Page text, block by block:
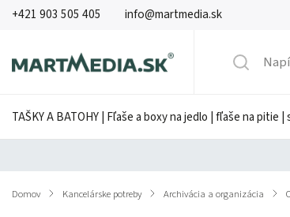
+421 903 505 405 info@martmedia.sk
TAŠKY A BATOHY | Fľaše a boxy na jedlo | fľaše na pitie |
Domov / Kancelárske potreby / Archivácia a organizácia /